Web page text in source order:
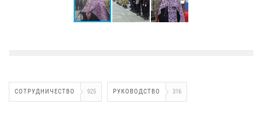
СОТРУДНИЧЕСТВО 925 РУКОВОДСТВО 316